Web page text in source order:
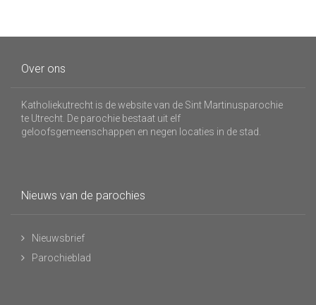
Over ons
Katholiekutrecht is de website van de Sint Martinusparochie
te Utrecht. De parochie bestaat uit elf
geloofsgemeenschappen en negen locaties in de stad.
Nieuws van de parochies
Nieuwsbrief
Parochieblad